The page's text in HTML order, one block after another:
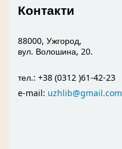
Контакти
88000, Ужгород,
вул. Волошина, 20.
тел.: +38 (0312 )61-42-23
e-mail: uzhlib@gmail.com